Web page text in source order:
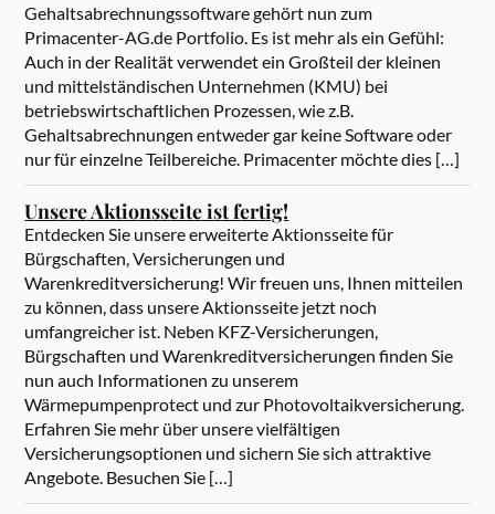
Gehaltsabrechnungssoftware gehört nun zum
Primacenter-AG.de Portfolio. Es ist mehr als ein Gefühl:
Auch in der Realität verwendet ein Großteil der kleinen
und mittelständischen Unternehmen (KMU) bei
betriebswirtschaftlichen Prozessen, wie z.B.
Gehaltsabrechnungen entweder gar keine Software oder
nur für einzelne Teilbereiche. Primacenter möchte dies […]
Unsere Aktionsseite ist fertig!
Entdecken Sie unsere erweiterte Aktionsseite für
Bürgschaften, Versicherungen und
Warenkreditversicherung! Wir freuen uns, Ihnen mitteilen
zu können, dass unsere Aktionsseite jetzt noch
umfangreicher ist. Neben KFZ-Versicherungen,
Bürgschaften und Warenkreditversicherungen finden Sie
nun auch Informationen zu unserem
Wärmepumpenprotect und zur Photovoltaikversicherung.
Erfahren Sie mehr über unsere vielfältigen
Versicherungsoptionen und sichern Sie sich attraktive
Angebote. Besuchen Sie […]